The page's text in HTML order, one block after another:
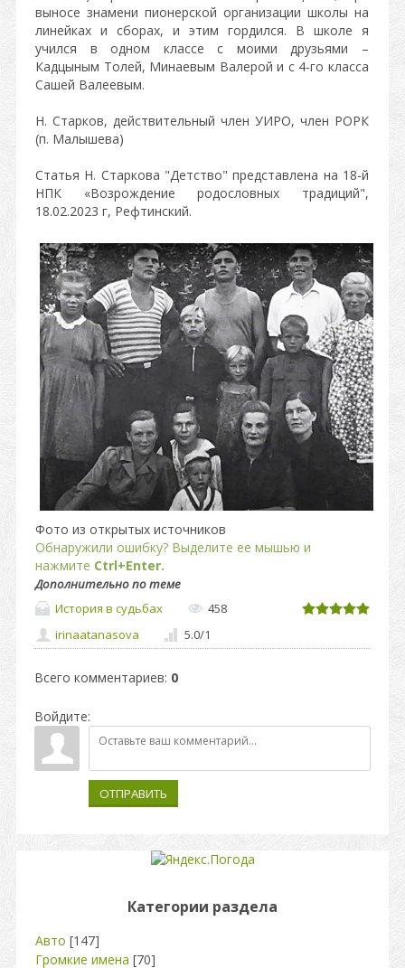
выносе знамени пионерской организации школы на
линейках и сборах, и этим гордился. В школе я
учился в одном классе с моими друзьями –
Кадцыным Толей, Минаевым Валерой и с 4-го класса
Сашей Валеевым.
Н. Старков, действительный член УИРО, член РОРК
(п. Малышева)
Статья Н. Старкова "Детство" представлена на 18-й
НПК «Возрождение родословных традиций",
18.02.2023 г, Рефтинский.
Фото из открытых источников
Обнаружили ошибку? Выделите ее мышью и
нажмите Ctrl+Enter.
Дополнительно по теме
История в судьбах
458
irinaatanasova
5.0/1
Всего комментариев: 0
Войдите:
ОТПРАВИТЬ
Категории раздела
Авто [147]
Громкие имена [70]